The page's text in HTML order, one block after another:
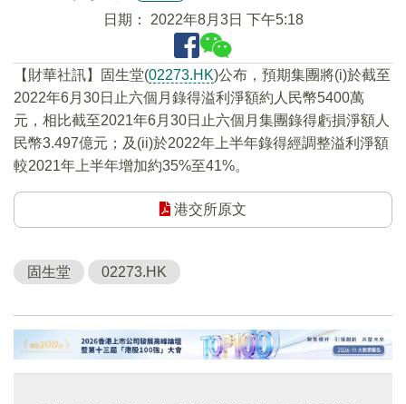
日期： 2022年8月3日 下午5:18
【財華社訊】固生堂(02273.HK)公布，預期集團將(i)於截至
2022年6月30日止六個月錄得溢利淨額約人民幣5400萬
元，相比截至2021年6月30日止六個月集團錄得虧損淨額人
民幣3.497億元；及(ii)於2022年上半年錄得經調整溢利淨額
較2021年上半年增加約35%至41%。
港交所原文
固生堂 02273.HK